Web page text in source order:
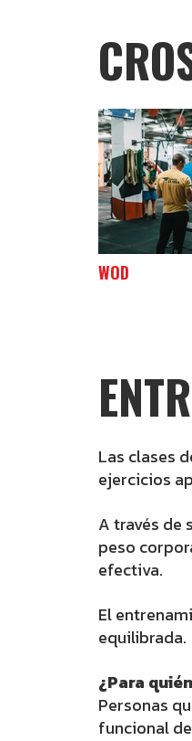
WOD
Las clases
ejercicios
A través de
peso
efectiva.
El
equilibrada.
¿Para
Personas
funcional